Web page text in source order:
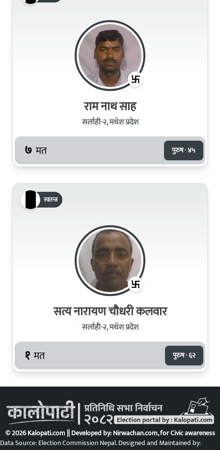
राम नाथ साह
सर्लाही-२, मधेश प्रदेश
७ मत पुरुष · ४५
स्वतन्त्र
सत्य नारायण चौधरी कलवार
सर्लाही-२, मधेश प्रदेश
१ मत पुरुष · ६२
© 2026 Kalopati.com || Developed by:Nirwachan.com, for Civic awareness
Data Source: Election Commission Nepal. Designed and Maintained by: